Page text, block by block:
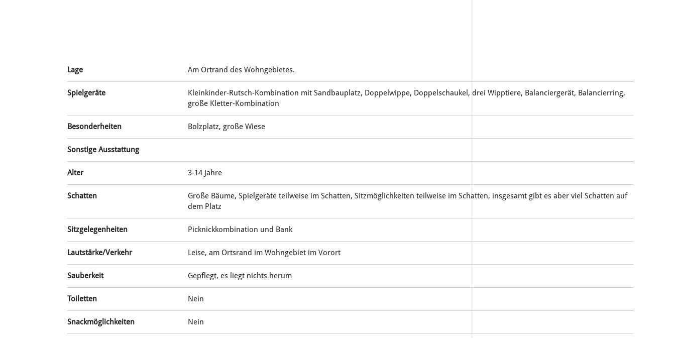
Lage Am Ortrand des Wohngebietes.
Spielgeräte
Kleinkinder-Rutsch-Kombination mit Sandbauplatz, Doppelwippe, Doppelschaukel, drei Wipptiere, Balanciergerät, Balancierring,
große Kletter-Kombination
Besonderheiten Bolzplatz, große Wiese
Sonstige Ausstattung
Alter 3-14 Jahre
Schatten
Große Bäume, Spielgeräte teilweise im Schatten, Sitzmöglichkeiten teilweise im Schatten, insgesamt gibt es aber viel Schatten auf
dem Platz
Sitzgelegenheiten Picknickkombination und Bank
Lautstärke/Verkehr Leise, am Ortsrand im Wohngebiet im Vorort
Sauberkeit Gepflegt, es liegt nichts herum
Toiletten Nein
Snackmöglichkeiten Nein